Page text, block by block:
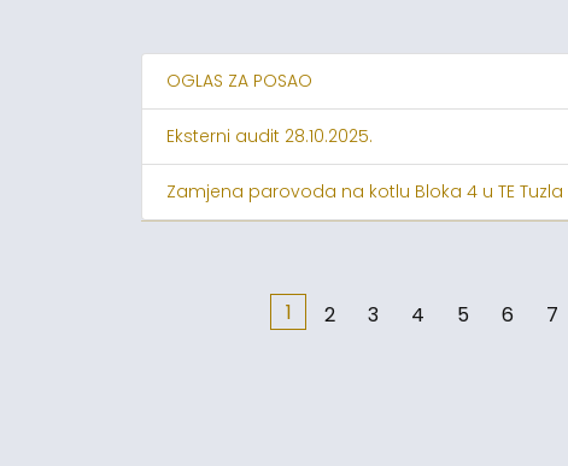
OGLAS ZA POSAO
Eksterni audit 28.10.2025.
Zamjena parovoda na kotlu Bloka 4 u TE Tuzla
1 2 3 4 5 6 7